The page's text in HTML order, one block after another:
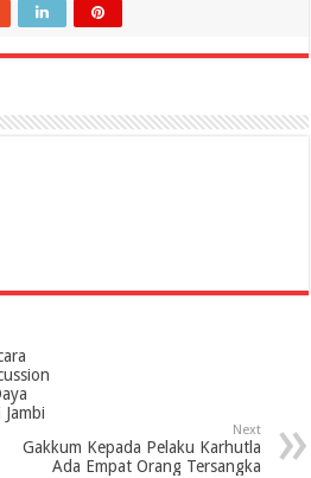
Next
Gakkum Kepada Pelaku Karhutla
Ada Empat Orang Tersangka